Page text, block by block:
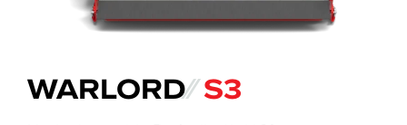
WARLORD⁄⁄ S3